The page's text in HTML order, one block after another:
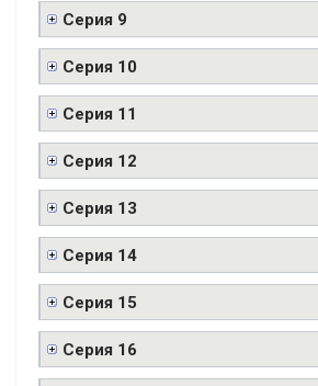
Серия 9
Серия 10
Серия 11
Серия 12
Серия 13
Серия 14
Серия 15
Серия 16